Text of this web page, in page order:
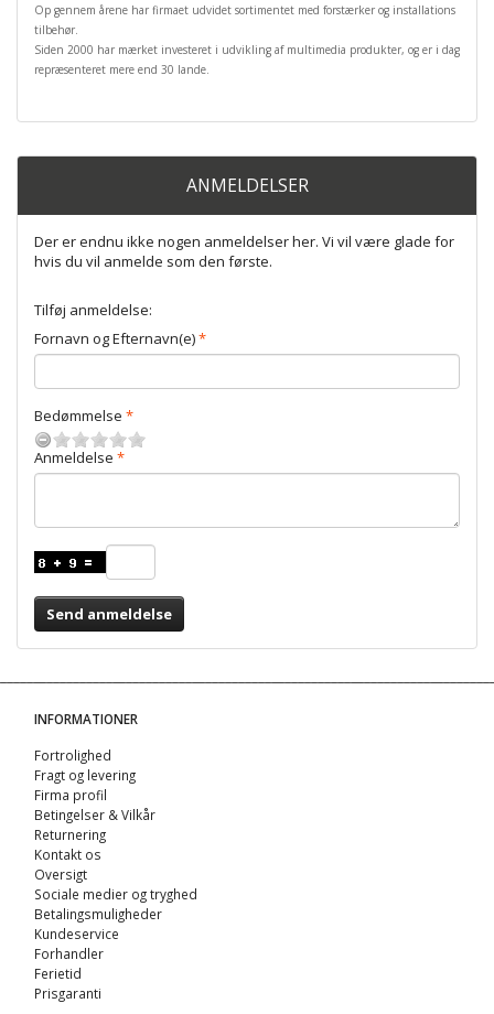
Op gennem årene har firmaet udvidet sortimentet med forstærker og installations
tilbehør.
Siden 2000 har mærket investeret i udvikling af multimedia produkter, og er i dag
repræsenteret mere end 30 lande.
ANMELDELSER
Der er endnu ikke nogen anmeldelser her. Vi vil være glade for
hvis du vil anmelde som den første.
Tilføj anmeldelse:
Fornavn og Efternavn(e)
Bedømmelse
Anmeldelse
Send anmeldelse
INFORMATIONER
Fortrolighed
Fragt og levering
Firma profil
Betingelser & Vilkår
Returnering
Kontakt os
Oversigt
Sociale medier og tryghed
Betalingsmuligheder
Kundeservice
Forhandler
Ferietid
Prisgaranti